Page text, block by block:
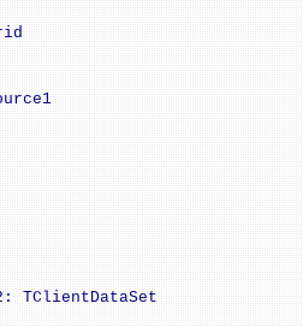
TClientDataSet